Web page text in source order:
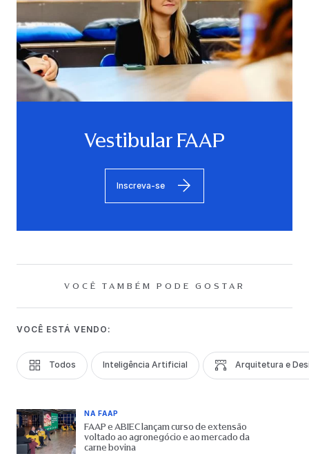
Vestibular FAAP
Inscreva-se
VOCÊ TAMBÉM PODE GOSTAR
VOCÊ ESTÁ VENDO:
Todos Inteligência Artificial Arquitetura e
NA FAAP
FAAP e ABIEC lançam curso de extensão
voltado ao agronegócio e ao mercado da
carne bovina